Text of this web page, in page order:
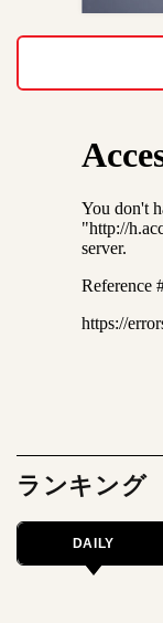
ランキング
DAILY